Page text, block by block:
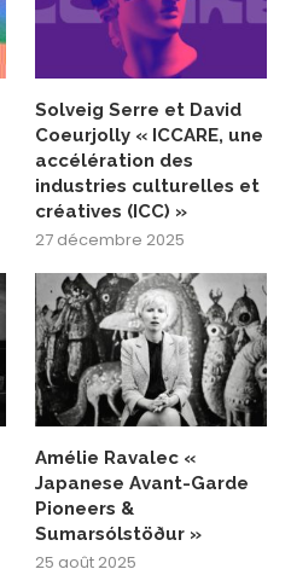
Solveig Serre et David
Coeurjolly « ICCARE, une
accélération des
industries culturelles et
créatives (ICC) »
27 décembre 2025
Amélie Ravalec «
Japanese Avant-Garde
Pioneers &
Sumarsólstöður »
25 août 2025